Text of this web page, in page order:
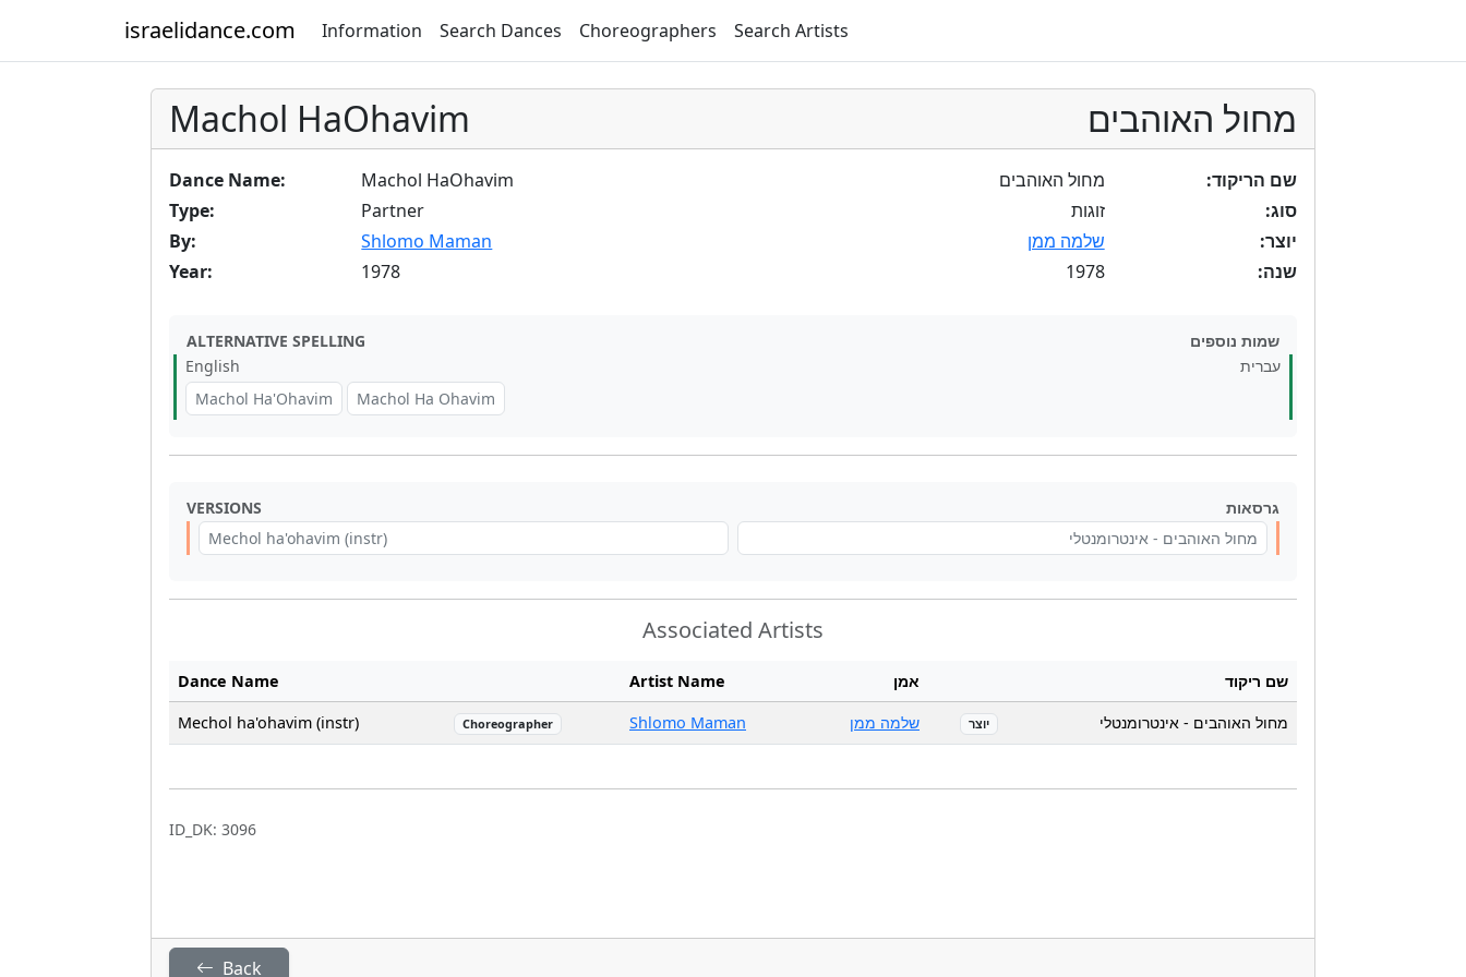
israelidance.com Information Search Dances Choreographers Search Artists
Machol HaOhavim מחול האוהבים
Dance Name:
Machol HaOhavim
Type:
Partner
By:
Shlomo Maman
Year:
1978
שם הריקוד:
מחול האוהבים
סוג:
זוגות
יוצר:
שלמה ממן
שנה:
1978
ALTERNATIVE SPELLING
שמות נוספים
English
Machol Ha'Ohavim
Machol Ha Ohavim
עברית
VERSIONS
גרסאות
Mechol ha'ohavim (instr)
מחול האוהבים - אינטרומנטלי
Associated Artists
Dance Name Artist Name אמן
שם ריקוד
Mechol ha'ohavim (instr)
Choreographer Shlomo Maman שלמה ממן יוצר מחול האוהבים - אינטרומנטלי
ID_DK: 3096
Back